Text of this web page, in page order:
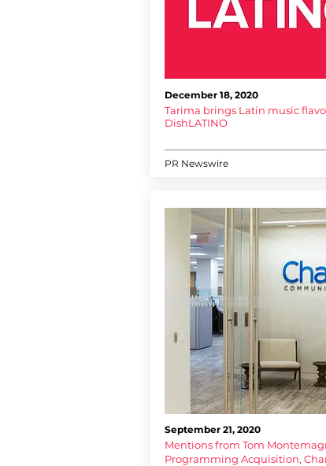
December 18, 2020
Tarima brings Latin music
DishLATINO
PR Newswire
September 21, 2020
Mentions from Tom
Programming Acquisition,